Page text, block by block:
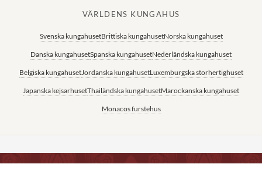
VÄRLDENS KUNGAHUS
Svenska kungahusetBrittiska kungahusetNorska kungahuset
Danska kungahusetSpanska kungahusetNederländska kungahuset
Belgiska kungahusetJordanska kungahusetLuxemburgska storhertighuset
Japanska kejsarhusetThailändska kungahusetMarockanska kungahuset
Monacos furstehus